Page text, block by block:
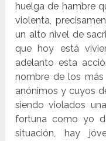
huelga de hambre
violenta,
un alto nivel de
que hoy está
adelanto esta
nombre de los
anónimos y cuyos
siendo violados
fortuna como yo
situación, hay